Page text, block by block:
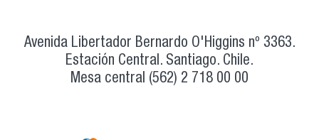
Avenida Libertador Bernardo O'Higgins nº 3363.
Estación Central. Santiago. Chile.
Mesa central (562) 2 718 00 00